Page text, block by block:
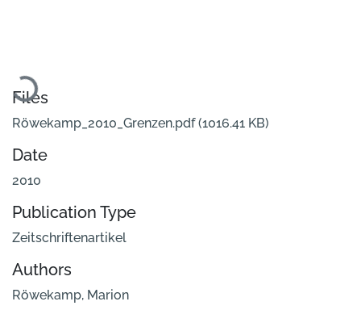
Loading...
Files
Röwekamp_2010_Grenzen.pdf(1016.41 KB)
Date
2010
Publication Type
Zeitschriftenartikel
Authors
Röwekamp, Marion